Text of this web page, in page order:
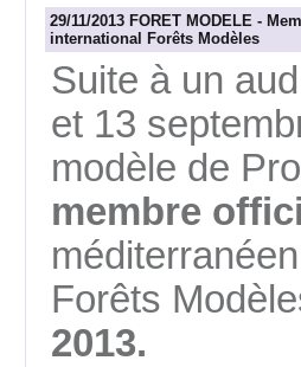
29/11/2013 FORET MODELE -
international Forêts Modèles
Suite à un
et 13
modèle de
membre
Forêts
2013.